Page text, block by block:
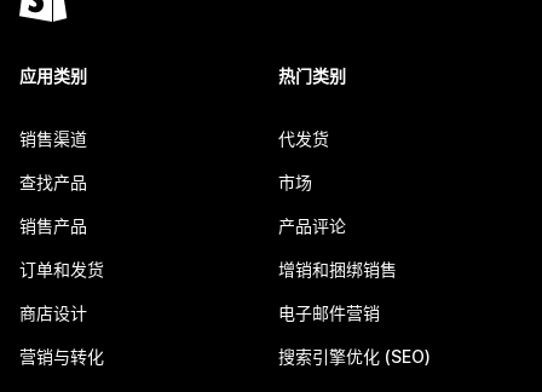
应用类别
销售渠道
查找产品
销售产品
订单和发货
商店设计
营销与转化
热门类别
代发货
市场
产品评论
增销和捆绑销售
电子邮件营销
搜索引擎优化 (SEO)